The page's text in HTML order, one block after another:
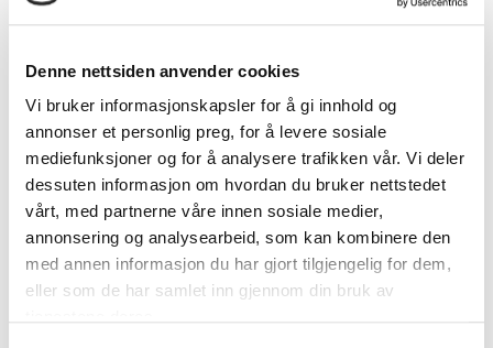
Denne nettsiden anvender cookies
Vi bruker informasjonskapsler for å gi innhold og
annonser et personlig preg, for å levere sosiale
mediefunksjoner og for å analysere trafikken vår. Vi deler
dessuten informasjon om hvordan du bruker nettstedet
vårt, med partnerne våre innen sosiale medier,
annonsering og analysearbeid, som kan kombinere den
med annen informasjon du har gjort tilgjengelig for dem,
eller som de har samlet inn gjennom din bruk av
Legg i handlekurv